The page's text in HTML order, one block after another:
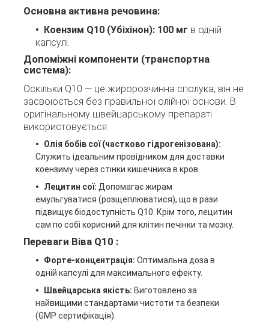
Основна активна речовина:
Коензим Q10 (Убіхінон): 100 мг в одній
капсулі.
Допоміжні компоненти (транспортна
система):
Оскільки Q10 — це жиророзчинна сполука, він не
засвоюється без правильної олійної основи. В
оригінальному швейцарському препараті
використовується:
Олія бобів сої (частково гідрогенізована):
Служить ідеальним провідником для доставки
коензиму через стінки кишечника в кров.
Лецитин сої: Допомагає жирам
емульгуватися (розщеплюватися), що в рази
підвищує біодоступність Q10. Крім того, лецитин
сам по собі корисний для клітин печінки та мозку.
Переваги Віва Q10 :
Форте-концентрація: Оптимальна доза в
одній капсулі для максимального ефекту.
Швейцарська якість: Виготовлено за
найвищими стандартами чистоти та безпеки
(GMP сертифікація).